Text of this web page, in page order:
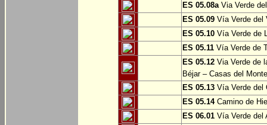
ES 05.08aVia Verde
ES 05.09 Vía Verde del
ES 05.10 Vía Verde de
ES 05.11 Vía Verde de
ES 05.12 Via Verde de
Béjar – Casas del Monte
ES 05.13 Vía Verde del
ES 05.14Camino de
ES 06.01 Vía Verde del